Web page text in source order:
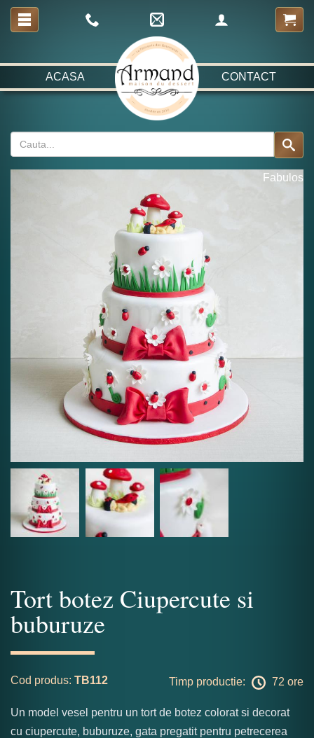
ACASA CONTACT
Fabulos
Tort botez Ciupercute si
buburuze
Cod produs: TB112 Timp productie: 72 ore
Un model vesel pentru un tort de botez colorat si decorat
cu ciupercute, buburuze, gata pregatit pentru petrecerea